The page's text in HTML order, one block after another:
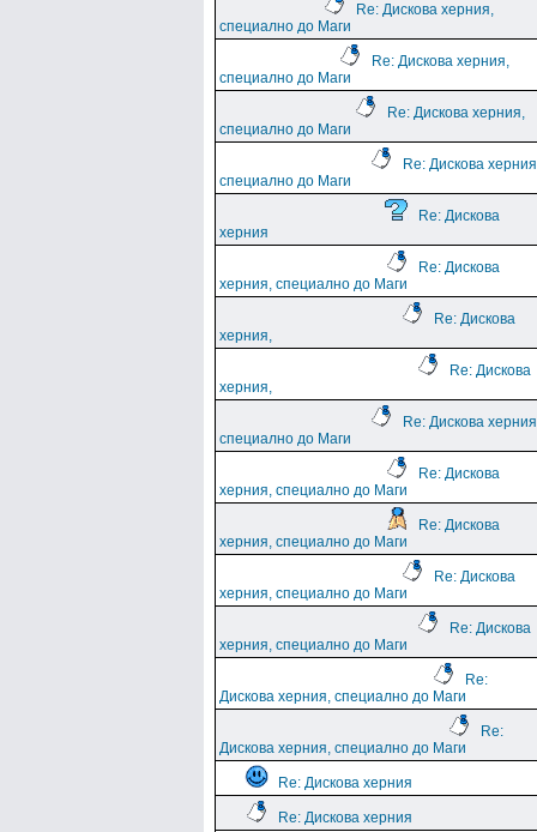
Re: Дискова херния,
специално до Маги
Re: Дискова херния,
специално до Маги
Re: Дискова херния,
специално до Маги
Re: Дискова
специално до Маги
Re: Дискова
херния
Re: Дискова
херния, специално до Маги
Re: Дискова
херния,
Re: Дискова
херния,
Re: Дискова
специално до Маги
Re: Дискова
херния, специално до Маги
Re: Дискова
херния, специално до Маги
Re: Дискова
херния, специално до Маги
Re: Дискова
херния, специално до Маги
Re:
Дискова херния, специално до Маги
Re:
Дискова херния, специално до Маги
Re: Дискова херния
Re: Дискова херния